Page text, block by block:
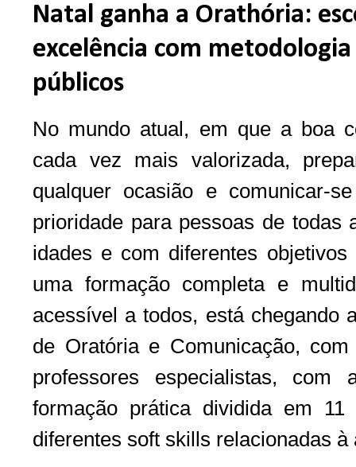
Natal ganha a Orathória:
excelência com
públicos
No mundo atual, em que a boa
cada vez mais valorizada,
qualquer ocasião e comunicar-
prioridade para pessoas de todas
idades e com diferentes
uma formação completa e
acessível a todos, está chegando
de Oratória e Comunicação,
professores especialistas, com
formação prática dividida em
diferentes soft skills relacionadas